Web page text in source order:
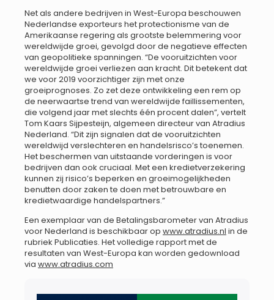
Net als andere bedrijven in West-Europa beschouwen
Nederlandse exporteurs het protectionisme van de
Amerikaanse regering als grootste belemmering voor
wereldwijde groei, gevolgd door de negatieve effecten
van geopolitieke spanningen. “De vooruitzichten voor
wereldwijde groei verliezen aan kracht. Dit betekent dat
we voor 2019 voorzichtiger zijn met onze
groeiprognoses. Zo zet deze ontwikkeling een rem op
de neerwaartse trend van wereldwijde faillissementen,
die volgend jaar met slechts één procent dalen”, vertelt
Tom Kaars Sijpesteijn, algemeen directeur van Atradius
Nederland. “Dit zijn signalen dat de vooruitzichten
wereldwijd verslechteren en handelsrisco’s toenemen.
Het beschermen van uitstaande vorderingen is voor
bedrijven dan ook cruciaal. Met een kredietverzekering
kunnen zij risico’s beperken en groeimogelijkheden
benutten door zaken te doen met betrouwbare en
kredietwaardige handelspartners.”
Een exemplaar van de Betalingsbarometer van Atradius
voor Nederland is beschikbaar op www.atradius.nl in de
rubriek Publicaties. Het volledige rapport met de
resultaten van West-Europa kan worden gedownload
via www.atradius.com